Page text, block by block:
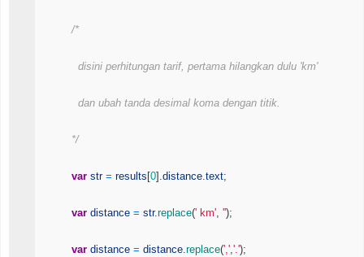
/*
disini perhitungan tarif, pertama hilangkan dulu 'km'
dan ubah tanda desimal koma dengan titik.
*/
var str = results 0 .distance.text;
var distance = str.replace(' km', '');
var distance = distance.replace(',','.');